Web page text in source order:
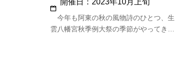
今年も阿東の秋の風物詩のひとつ、生
雲八幡宮秋季例大祭の季節がやってきま
開催日：2023年10月上旬